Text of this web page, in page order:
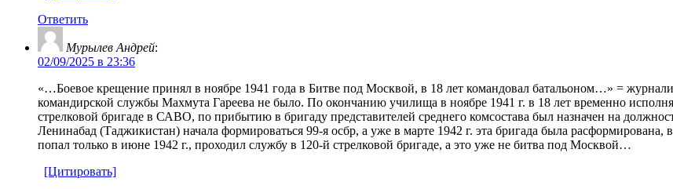
Ответить
Мурылев Андрей:
02/09/2025 в 23:36
«…Боевое крещение принял в ноябре 1941 года в Битве под Москвой, в 18 лет командовал батальоном…» =
командирской службы Махмута Гареева не было. По окончанию училища в ноябре 1941 г. в 18 лет временно
стрелковой бригаде в САВО, по прибытию в бригаду представителей среднего комсостава был назначен на
Ленинабад (Таджикистан) начала формироваться 99-я осбр, а уже в марте 1942 г. эта бригада была
попал только в июне 1942 г., проходил службу в 120-й стрелковой бригаде, а это уже не битва под Москвой…
[Цитировать]